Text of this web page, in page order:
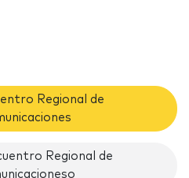
Regional de
Regional de